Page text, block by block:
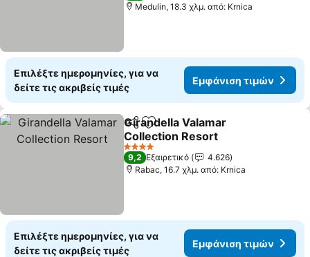
Medulin, 18.3 χλμ. από: Krnica
Επιλέξτε ημερομηνίες, για να
δείτε τις ακριβείς τιμές
Εμφάνιση τιμών
Κοινοποίηση
Προσθήκη στα αγαπημένα
Girandella Valamar
Collection Resort
Εμφάνιση τιμών
4 Αστέρια
9,2 Εξαιρετικό
4.626
Rabac, 16.7 χλμ. από: Krnica
Επιλέξτε ημερομηνίες, για να
δείτε τις ακριβείς τιμές
Εμφάνιση τιμών